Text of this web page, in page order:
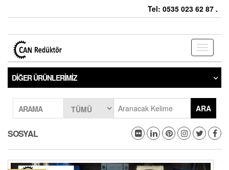
Tel: 0535 023 62 87 .
Toggle
DIĞER ÜRÜNLERIMIZ
ARAMA ARA
SOSYAL